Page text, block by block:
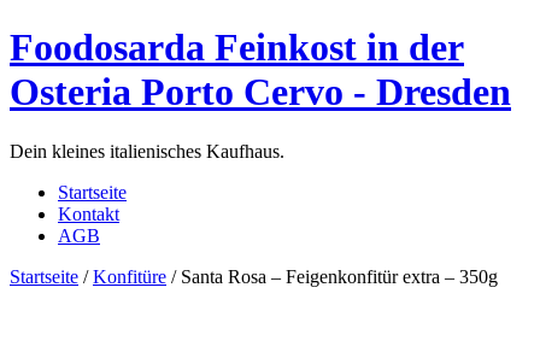
Foodosarda Feinkost in der
Osteria Porto Cervo - Dresden
Dein kleines italienisches Kaufhaus.
Startseite
Kontakt
AGB
Startseite /Konfitüre / Santa Rosa – Feigenkonfitür extra – 350g